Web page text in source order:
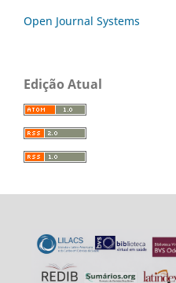
Open Journal Systems
Edição Atual